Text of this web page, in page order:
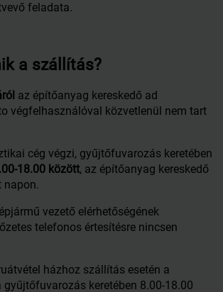
feladata.
a szállítás?
az építőanyag kereskedő ad
végfelhasználóval közvetlenül nem tart
cég végzi, gyűjtőfuvarozás keretében
18.00 között, az építőanyag kereskedő
napon.
vezető elérhetőségének
telefonos értesítésre nincsen
házhoz szállítás esetén a
keretében 8.00-18.00